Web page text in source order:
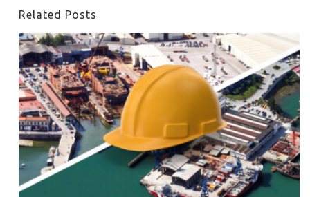
Related Posts